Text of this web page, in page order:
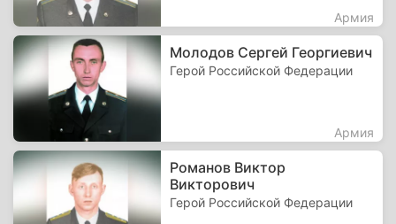
Армия
Молодов Сергей Георгиевич
Герой Российской Федерации
Армия
Романов Виктор
Викторович
Герой Российской Федерации